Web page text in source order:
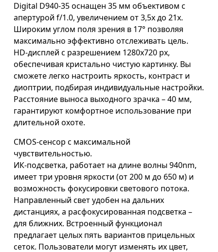
Digital D940-35 оснащен 35 мм объективом с
апертурой f/1.0, увеличением от 3,5х до 21х.
Широким углом поля зрения в 17° позволяя
максимально эффективно отслеживать цель.
HD-дисплей с разрешением 1280x720 px,
обеспечивая кристально чистую картинку. Вы
сможете легко настроить яркость, контраст и
диоптрии, подбирая индивидуальные настройки.
Расстояние выноса выходного зрачка – 40 мм,
гарантируют комфортное использование при
длительной охоте.
CMOS-сенсор с максимальной
чувствительностью.
ИК-подсветка, работает на длине волны 940nm,
имеет три уровня яркости (от 200 м до 650 м) и
возможность фокусировки светового потока.
Направленный свет удобен на дальних
дистанциях, а расфокусированная подсветка –
для ближних. Встроенный функционал
предлагает целых пять вариантов прицельных
сеток. Пользователи могут изменять их цвет,